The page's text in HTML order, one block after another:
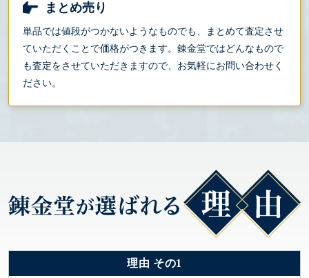
まとめ売り
単品では値段がつかないようなものでも、まとめて査定させ
ていただくことで価格がつきます。錬金堂ではどんなもので
も査定をさせていただきますので、お気軽にお問い合わせく
ださい。
理由 その1